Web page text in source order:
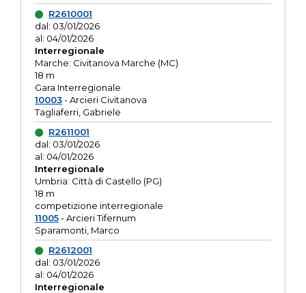
R2610001
dal: 03/01/2026
al: 04/01/2026
Interregionale
Marche: Civitanova Marche (MC)
18 m
Gara Interregionale
10003- Arcieri Civitanova
Tagliaferri, Gabriele
R2611001
dal: 03/01/2026
al: 04/01/2026
Interregionale
Umbria: Città di Castello (PG)
18 m
competizione interregionale
11005- Arcieri Tifernum
Sparamonti, Marco
R2612001
dal: 03/01/2026
al: 04/01/2026
Interregionale